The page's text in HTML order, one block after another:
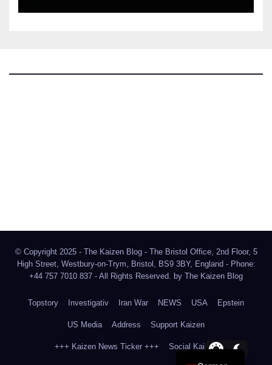
© Copyright 2025 - The Kaizen Blog - The Bristol Office, 2nd Floor, 5
High Street, Westbury-on-Trym, Bristol, BS9 3BY, England - Phone:
+44 757 7010 837 - All Rights Reserved. by The Kaizen Blog
Topstory Investigativ Iran War NEWS USA Epstein
US Media Address Support Kaizen
+++ Kaizen News Ticker +++ Social Kaizen